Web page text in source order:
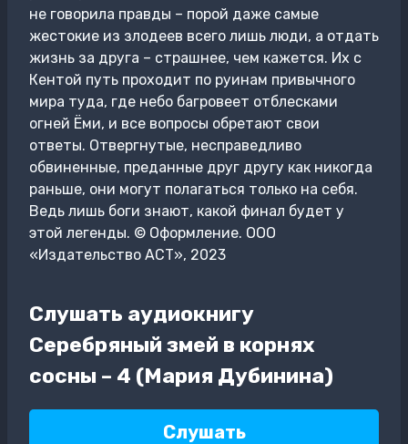
не говорила правды – порой даже самые
жестокие из злодеев всего лишь люди, а отдать
жизнь за друга – страшнее, чем кажется. Их с
Кентой путь проходит по руинам привычного
мира туда, где небо багровеет отблесками
огней Ёми, и все вопросы обретают свои
ответы. Отвергнутые, несправедливо
обвиненные, преданные друг другу как никогда
раньше, они могут полагаться только на себя.
Ведь лишь боги знают, какой финал будет у
этой легенды. © Оформление. ООО
«Издательство АСТ», 2023
Слушать аудиокнигу
Серебряный змей в корнях
сосны – 4 (Мария Дубинина)
Слушать